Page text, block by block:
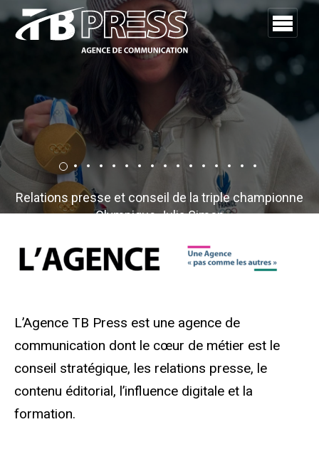
Relations presse et conseil de la triple championne
Olympique Julia Simon
L’Agence TB Press est une agence de
communication dont le cœur de métier est le
conseil stratégique, les relations presse, le
contenu éditorial, l’influence digitale et la
formation.